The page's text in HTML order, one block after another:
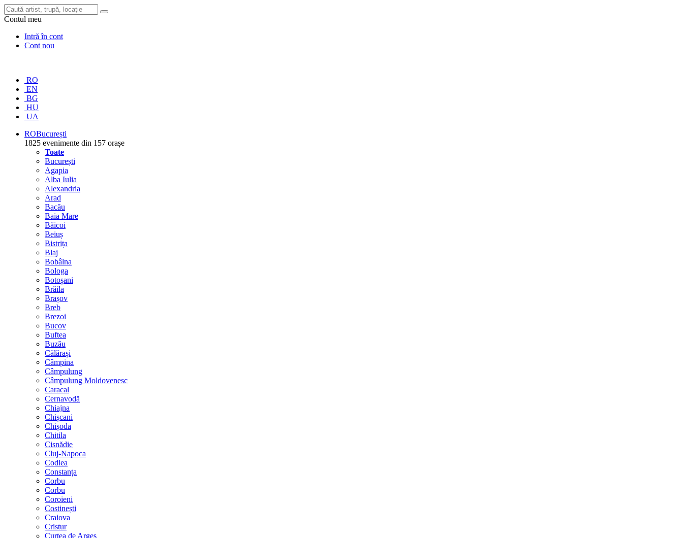
Contul meu
Intră în cont
Cont nou
RO
EN
BG
HU
UA
ROBucurești
1825 evenimente din 157 orașe
Toate
București
Agapia
Alba Iulia
Alexandria
Arad
Bacău
Baia Mare
Băicoi
Beiuș
Bistrița
Blaj
Bobâlna
Bologa
Botoșani
Brăila
Brașov
Breb
Brezoi
Bucov
Buftea
Buzău
Călărași
Câmpina
Câmpulung
Câmpulung Moldovenesc
Caracal
Cernavodă
Chiajna
Chișcani
Chișoda
Chitila
Cisnădie
Cluj-Napoca
Codlea
Constanța
Corbu
Corbu
Coroieni
Costinești
Craiova
Cristur
Curtea de Argeș